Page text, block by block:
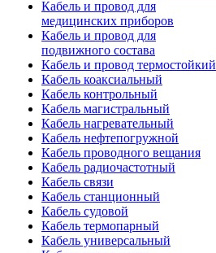
Кабель и провод для
медицинских приборов
Кабель и провод для
подвижного состава
Кабель и провод термостойкий
Кабель коаксиальный
Кабель контрольный
Кабель магистральный
Кабель нагревательный
Кабель нефтепогружной
Кабель проводного вещания
Кабель радиочастотный
Кабель связи
Кабель станционный
Кабель судовой
Кабель термопарный
Кабель универсальный